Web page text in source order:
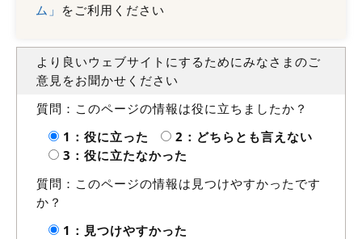
ム」 をご利用ください
より良いウェブサイトにするためにみなさまのご
意見をお聞かせください
質問：このページの情報は役に立ちましたか？
1：役に立った
2：どちらとも言えない
3：役に立たなかった
質問：このページの情報は見つけやすかったです
か？
1：見つけやすかった